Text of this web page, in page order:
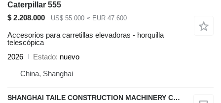
Caterpillar 555
$ 2.208.000
US$ 55.000 ≈ EUR 47.600
Accesorios para carretillas elevadoras - horquilla
telescópica
2026
Estado nuevo
China, Shanghai
SHANGHAI TAILE CONSTRUCTION MACHINERY CO.,LID